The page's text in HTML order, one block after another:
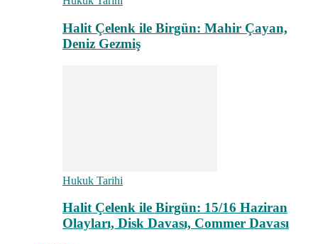
Halit Çelenk ile Birgün: Mahir Çayan,
Deniz Gezmiş
Hukuk Tarihi
Halit Çelenk ile Birgün: 15/16 Haziran
Olayları, Disk Davası, Commer Davası